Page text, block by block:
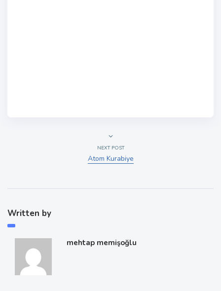
NEXT POST
Atom Kurabiye
Written by
mehtap memişoğlu